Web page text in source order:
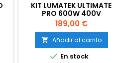
KIT LUMATEK ULTIMATE
PRO 600W 400V
(BOMBILLA INCLUIDA)
Precio
189,00 €
 Añadir al carrito
 En stock